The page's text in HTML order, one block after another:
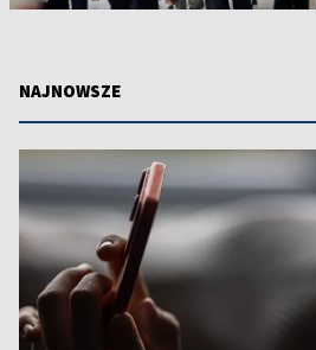
NAJNOWSZE